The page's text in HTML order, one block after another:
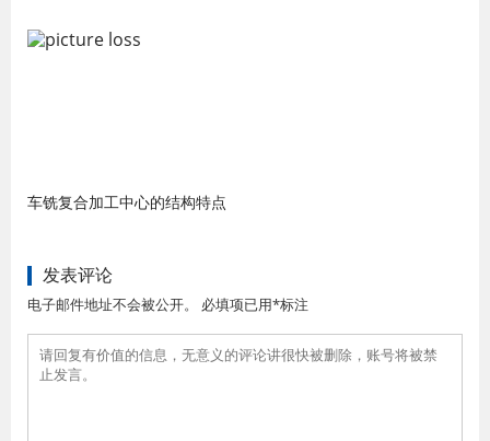
车铣复合加工中心的结构特点
发表评论
电子邮件地址不会被公开。 必填项已用*标注